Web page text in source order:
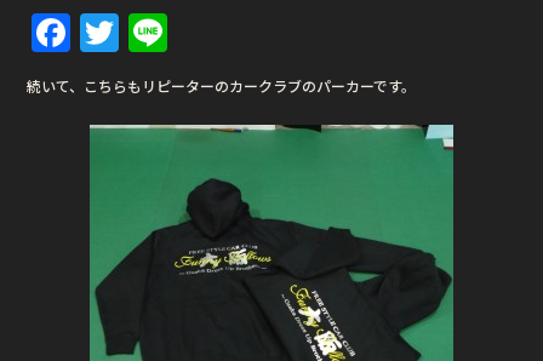
F
a
c
e
k
T
w
it
te
n
e
続いて、こちらもリピーターのカークラブのパーカーです。